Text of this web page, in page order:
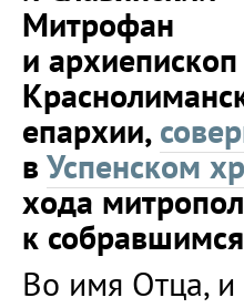
Митрофан
и архиепископ
епархии,
в Успенском
хода
к
Во имя Отца, и